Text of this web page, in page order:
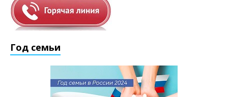
Год семьи